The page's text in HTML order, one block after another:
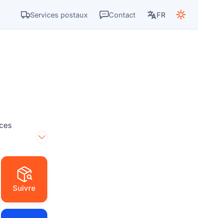
Services postaux Contact FR
Suivre